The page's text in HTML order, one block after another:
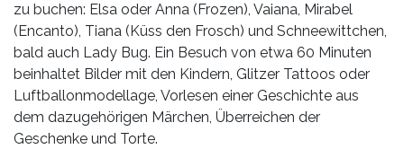
zu buchen: Elsa oder Anna (Frozen), Vaiana, Mirabel
(Encanto), Tiana (Küss den Frosch) und Schneewittchen,
bald auch Lady Bug. Ein Besuch von etwa 60 Minuten
beinhaltet Bilder mit den Kindern, Glitzer Tattoos oder
Luftballonmodellage, Vorlesen einer Geschichte aus
dem dazugehörigen Märchen, Überreichen der
Geschenke und Torte.